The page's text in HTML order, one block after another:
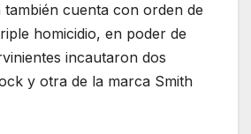
también cuenta con orden de
homicidio, en poder de
incautaron dos
y otra de la marca Smith